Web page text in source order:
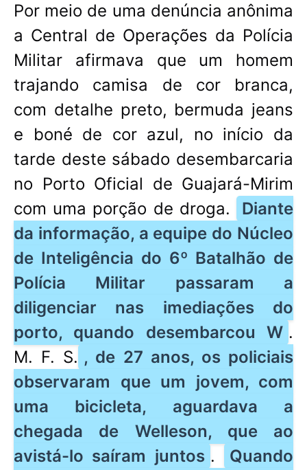
Por meio de uma denúncia anônima
a Central de Operações da Polícia
Militar afirmava que um homem
trajando camisa de cor branca,
com detalhe preto, bermuda jeans
e boné de cor azul, no início da
tarde deste sábado desembarcaria
no Porto Oficial de Guajará-Mirim
com uma porção de droga.
Diante
da informação, a equipe do Núcleo
de Inteligência do 6º Batalhão de
Polícia Militar passaram a
diligenciar nas imediações do
porto, quando desembarcou W .
M. F. S. , de 27 anos, os policiais
observaram que um jovem, com
uma bicicleta, aguardava a
chegada de Welleson, que ao
avistá-lo saíram juntos .
Quando